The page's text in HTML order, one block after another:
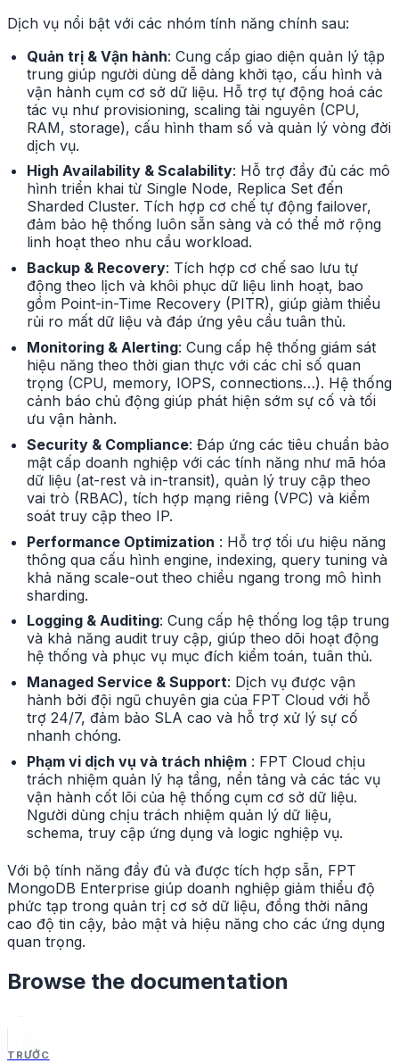
Dịch vụ nổi bật với các nhóm tính năng chính sau:
Quản trị & Vận hành: Cung cấp giao diện quản lý tập
trung giúp người dùng dễ dàng khởi tạo, cấu hình và
vận hành cụm cơ sở dữ liệu. Hỗ trợ tự động hoá các
tác vụ như provisioning, scaling tài nguyên (CPU,
RAM, storage), cấu hình tham số và quản lý vòng đời
dịch vụ.
High Availability & Scalability: Hỗ trợ đầy đủ các mô
hình triển khai từ Single Node, Replica Set đến
Sharded Cluster. Tích hợp cơ chế tự động failover,
đảm bảo hệ thống luôn sẵn sàng và có thể mở rộng
linh hoạt theo nhu cầu workload.
Backup & Recovery: Tích hợp cơ chế sao lưu tự
động theo lịch và khôi phục dữ liệu linh hoạt, bao
gồm Point-in-Time Recovery (PITR), giúp giảm thiểu
rủi ro mất dữ liệu và đáp ứng yêu cầu tuân thủ.
Monitoring & Alerting: Cung cấp hệ thống giám sát
hiệu năng theo thời gian thực với các chỉ số quan
trọng (CPU, memory, IOPS, connections…). Hệ thống
cảnh báo chủ động giúp phát hiện sớm sự cố và tối
ưu vận hành.
Security & Compliance: Đáp ứng các tiêu chuẩn bảo
mật cấp doanh nghiệp với các tính năng như mã hóa
dữ liệu (at-rest và in-transit), quản lý truy cập theo
vai trò (RBAC), tích hợp mạng riêng (VPC) và kiểm
soát truy cập theo IP.
Performance Optimization : Hỗ trợ tối ưu hiệu năng
thông qua cấu hình engine, indexing, query tuning và
khả năng scale-out theo chiều ngang trong mô hình
sharding.
Logging & Auditing: Cung cấp hệ thống log tập trung
và khả năng audit truy cập, giúp theo dõi hoạt động
hệ thống và phục vụ mục đích kiểm toán, tuân thủ.
Managed Service & Support: Dịch vụ được vận
hành bởi đội ngũ chuyên gia của FPT Cloud với hỗ
trợ 24/7, đảm bảo SLA cao và hỗ trợ xử lý sự cố
nhanh chóng.
Phạm vi dịch vụ và trách nhiệm: FPT Cloud chịu
trách nhiệm quản lý hạ tầng, nền tảng và các tác vụ
vận hành cốt lõi của hệ thống cụm cơ sở dữ liệu.
Người dùng chịu trách nhiệm quản lý dữ liệu,
schema, truy cập ứng dụng và logic nghiệp vụ.
Với bộ tính năng đầy đủ và được tích hợp sẵn, FPT
MongoDB Enterprise giúp doanh nghiệp giảm thiểu độ
phức tạp trong quản trị cơ sở dữ liệu, đồng thời nâng
cao độ tin cậy, bảo mật và hiệu năng cho các ứng dụng
quan trọng.
Browse the documentation
TRƯỚC